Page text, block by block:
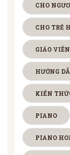
CHO
CHO TRẺ
GIÁO VIÊN
HƯỚNG
KIẾN
PIANO
PIANO